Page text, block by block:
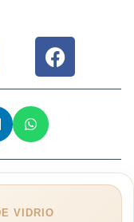
F
a
c
e
k
VIDRIO